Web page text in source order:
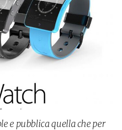
e pubblica quella che per